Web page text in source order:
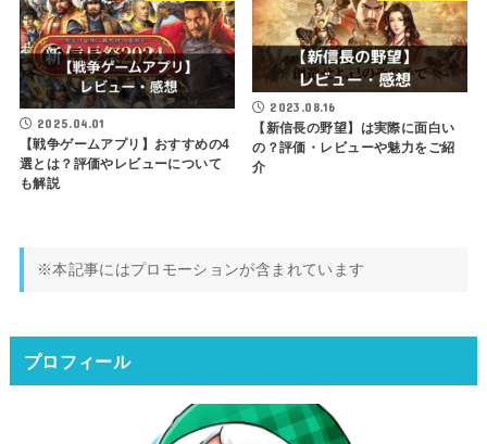
2025.04.01
【戦争ゲームアプリ】おすすめの4
選とは？評価やレビューについて
も解説
2023.08.16
【新信長の野望】は実際に面白い
の？評価・レビューや魅力をご紹
介
※本記事にはプロモーションが含まれています
プロフィール